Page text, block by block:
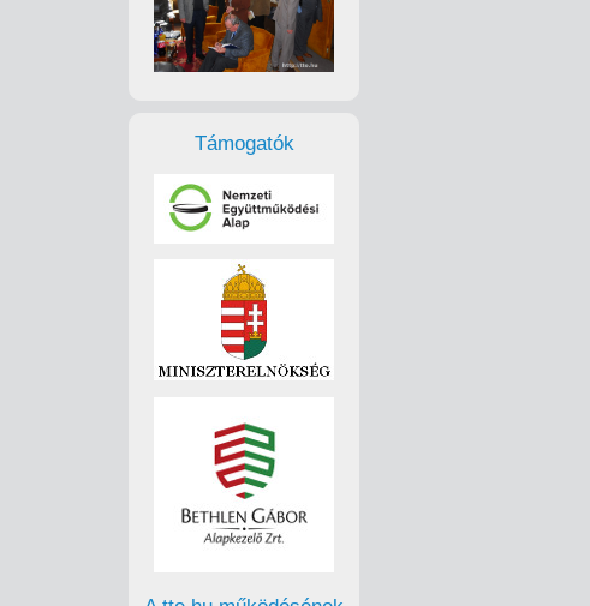
Támogatók